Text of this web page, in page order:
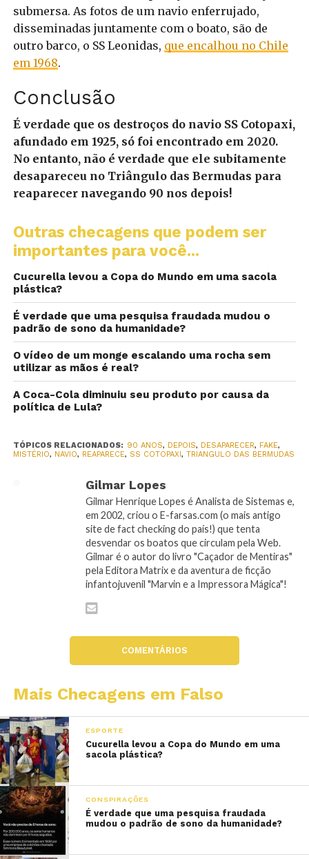
submersa. As fotos de um navio enferrujado,
disseminadas juntamente com o boato, são de
outro barco, o SS Leonidas, que encalhou no Chile
em 1968.
Conclusão
É verdade que os destroços do navio SS Cotopaxi,
afundado em 1925, só foi encontrado em 2020.
No entanto, não é verdade que ele subitamente
desapareceu no Triângulo das Bermudas para
reaparecer navegando 90 nos depois!
Outras checagens que podem ser
importantes para você...
Cucurella levou a Copa do Mundo em uma sacola
plástica?
É verdade que uma pesquisa fraudada mudou o
padrão de sono da humanidade?
O vídeo de um monge escalando uma rocha sem
utilizar as mãos é real?
A Coca-Cola diminuiu seu produto por causa da
política de Lula?
TÓPICOS RELACIONADOS: 90 ANOS, DEPOIS, DESAPARECER, FAKE,
MISTÉRIO, NAVIO, REAPARECE, SS COTOPAXI , TRIANGULO DAS BERMUDAS
Gilmar Lopes
Gilmar Henrique Lopes é Analista de Sistemas e,
em 2002, criou o E-farsas.com (o mais antigo
site de fact checking do país!) que tenta
desvendar os boatos que circulam pela Web.
Gilmar é o autor do livro "Caçador de Mentiras"
pela Editora Matrix e da aventura de ficção
infantojuvenil "Marvin e a Impressora Mágica"!
COMENTÁRIOS
Mais Checagens em Falso
ESPORTE
Cucurella levou a Copa do Mundo em uma
sacola plástica?
CONSPIRAÇÕES
É verdade que uma pesquisa fraudada
mudou o padrão de sono da humanidade?